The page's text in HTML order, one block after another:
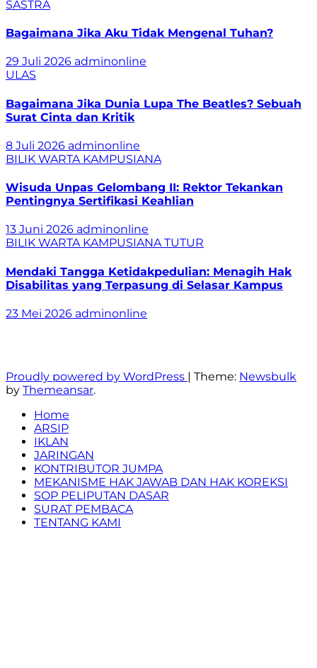
SASTRA
Bagaimana Jika Aku Tidak Mengenal Tuhan?
29 Juli 2026 adminonline
ULAS
Bagaimana Jika Dunia Lupa The Beatles? Sebuah
Surat Cinta dan Kritik
8 Juli 2026 adminonline
BILIK WARTA KAMPUSIANA
Wisuda Unpas Gelombang II: Rektor Tekankan
Pentingnya Sertifikasi Keahlian
13 Juni 2026 adminonline
BILIK WARTA KAMPUSIANATUTUR
Mendaki Tangga Ketidakpedulian: Menagih Hak
Disabilitas yang Terpasung di Selasar Kampus
23 Mei 2026 adminonline
Proudly powered by WordPress | Theme: Newsbulk
by Themeansar.
Home
ARSIP
IKLAN
JARINGAN
KONTRIBUTOR JUMPA
MEKANISME HAK JAWAB DAN HAK KOREKSI
SOP PELIPUTAN DASAR
SURAT PEMBACA
TENTANG KAMI